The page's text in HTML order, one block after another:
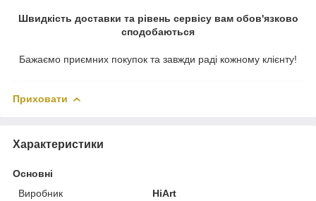
Швидкість доставки та рівень сервісу вам обов'язково
сподобаються
Бажаємо приємних покупок та завжди раді кожному клієнту!
Приховати
Характеристики
Основні
Виробник
HiArt